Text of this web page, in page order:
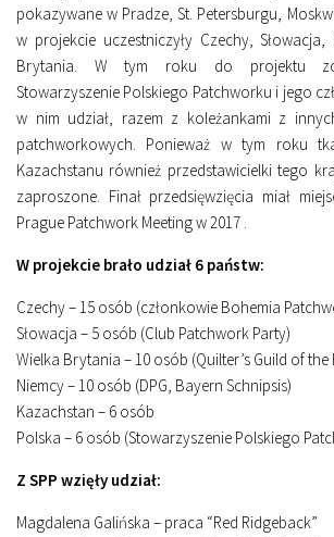
pokazywane w Pradze, St. Petersburgu,
w projekcie uczestniczyły Czechy,
Brytania. W tym roku do projektu
Stowarzyszenie Polskiego Patchworku i jego
w nim udział, razem z koleżankami z
patchworkowych. Ponieważ w tym roku
Kazachstanu również przedstawicielki tego
zaproszone. Finał przedsięwzięcia miał
Prague Patchwork Meeting w 2017 .
W projekcie brało udział 6 państw:
Czechy – 15 osób (członkowie Bohemia
Słowacja – 5 osób (Club Patchwork Party)
Wielka Brytania – 10 osób (Quilter’s Guild of the
Niemcy – 10 osób (DPG, Bayern Schnipsis)
Kazachstan – 6 osób
Polska – 6 osób (Stowarzyszenie Polskiego
Z SPP wzięły udział:
Magdalena Galińska – praca “Red Ridgeback”